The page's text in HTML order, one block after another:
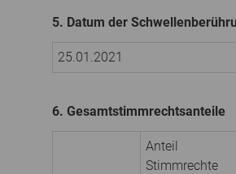
5. Datum der
25.01.2021
6. Gesamtstimmrechtsanteile
Anteil
Stimmrechte